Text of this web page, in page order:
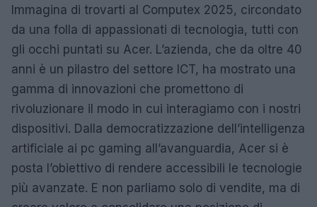
Immagina di trovarti al Computex 2025, circondato
da una folla di appassionati di tecnologia, tutti con
gli occhi puntati su Acer. L’azienda, che da oltre 40
anni è un pilastro del settore ICT, ha mostrato una
gamma di innovazioni che promettono di
rivoluzionare il modo in cui interagiamo con i nostri
dispositivi. Dalla democratizzazione dell’intelligenza
artificiale ai pc gaming all’avanguardia, Acer si è
posta l’obiettivo di rendere accessibili le tecnologie
più avanzate. E non parliamo solo di vendite, ma di